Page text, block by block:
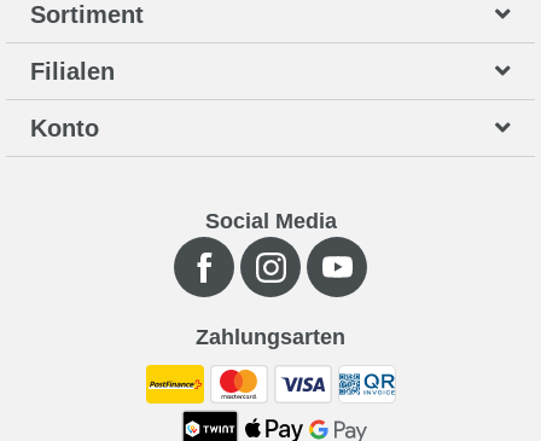
Sortiment
Filialen
Konto
Social Media
Zahlungsarten